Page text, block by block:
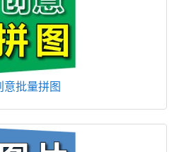
意批量拼图